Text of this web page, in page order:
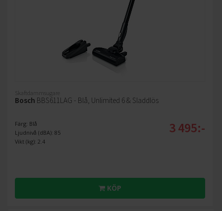
Skaftdammsugare
Bosch BBS611LAG - Blå, Unlimited 6 & Sladdlös
Färg: Blå
Ljudnivå (dBA): 85
Vikt (kg): 2.4
3 495:-
KÖP